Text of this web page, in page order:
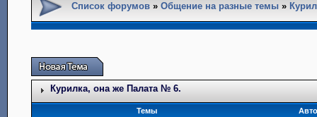
Список форумов »Общение на разные темы »
Курилка, она же Палата № 6.
Темы